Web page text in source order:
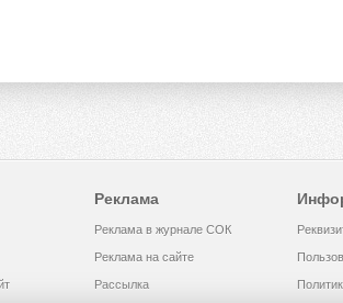
Реклама
Реклама в журнале СОК
Реклама на сайте
Рассылка